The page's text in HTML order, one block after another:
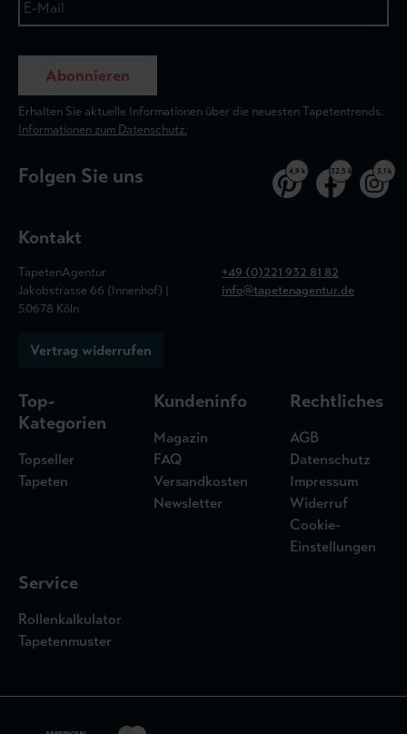
Abonnieren
Erhalten Sie aktuelle Informationen über die neuesten Tapetentrends.
Informationen zum Datenschutz.
Folgen Sie uns 4,9 k 32,5 k 3,1 k
Kontakt
TapetenAgentur
Jakobstrasse 66 (Innenhof) |
50678 Köln
+49 (0)221 932 81 82
info@tapetenagentur.de
Vertrag widerrufen
Top-
Kategorien
Topseller
Tapeten
Kundeninfo
Magazin
FAQ
Versandkosten
Newsletter
Rechtliches
AGB
Datenschutz
Impressum
Widerruf
Cookie-
Einstellungen
Service
Rollenkalkulator
Tapetenmuster